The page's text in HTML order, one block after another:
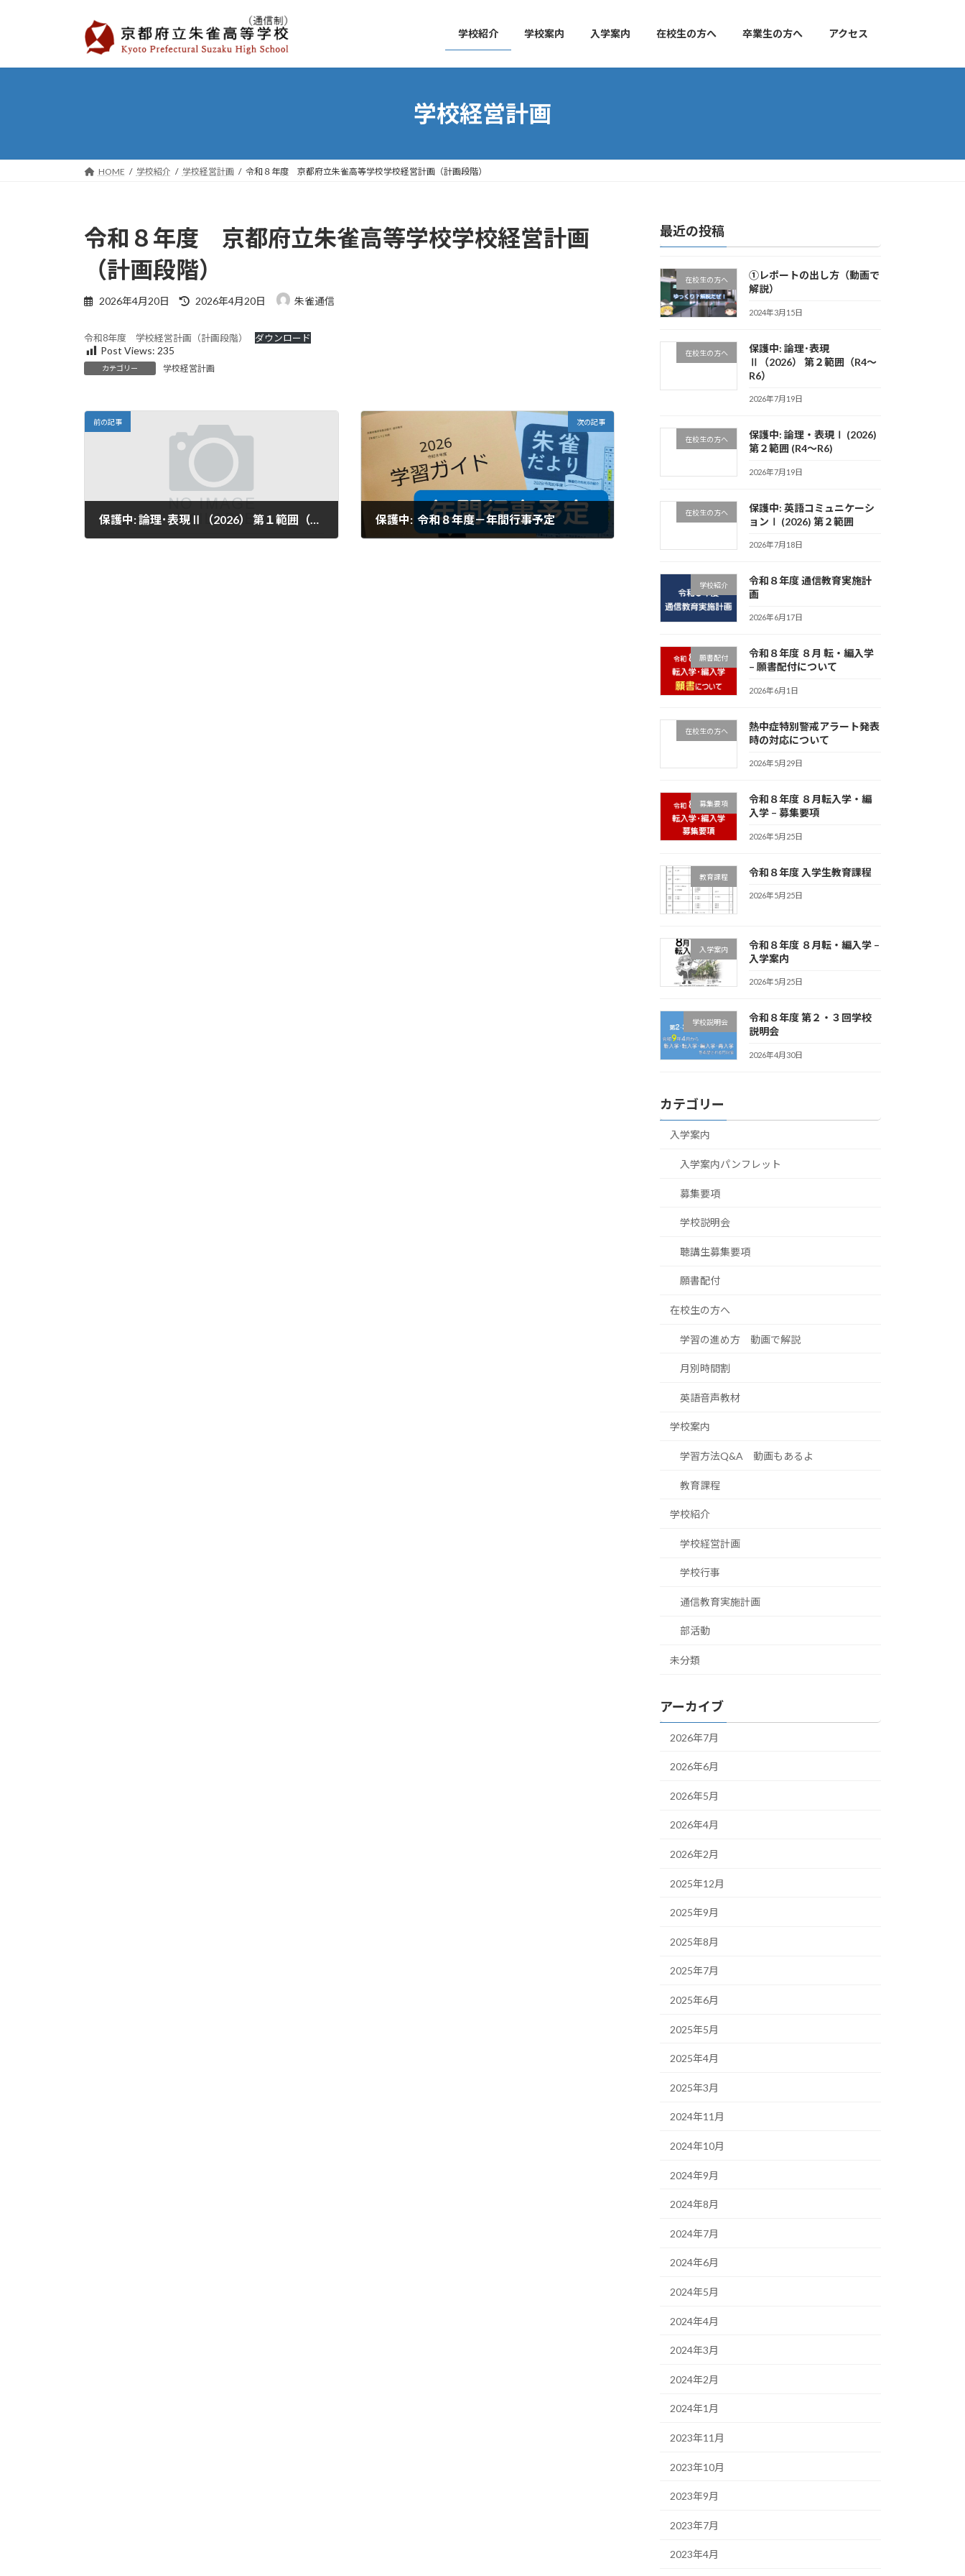
プ
動
学校紹介 学校案内 入学案内 在校生の方へ 卒業生の方へ アクセス
学校経営計画
HOME 学校紹介 学校経営計画 令和８年度 京都府立朱雀高等学校学校経営計画（計画段階）
令和８年度 京都府立朱雀高等学校学校経営計画
（計画段階）
2026年4月20日
最
新
時
2026年4月20日 朱雀通信
令和8年度 学校経営計画（計画段階） ダウンロード
Post Views: 235
カテゴリー 学校経営計画
前の記事 次の記事
保護中: 令和８年度－年間行事予定
最近の投稿
在校生の方へ
①レポートの出し方（動画で
解説）
2024年3月15日
在校生の方へ
保護中: 論理･表現
Ⅱ（2026） 第２範囲（R4～
R6）
2026年7月19日
在校生の方へ
保護中: 論理・表現Ⅰ (2026)
第２範囲 (R4～R6)
2026年7月19日
在校生の方へ
保護中: 英語コミュニケーシ
ョンⅠ (2026) 第２範囲
2026年7月18日
学校紹介
令和８年度 通信教育実施計
画
2026年6月17日
願書配付
令和８年度 ８月 転・編入学
– 願書配付について
2026年6月1日
在校生の方へ
熱中症特別警戒アラート発表
時の対応について
2026年5月29日
募集要項
令和８年度 ８月転入学・編
入学 – 募集要項
2026年5月25日
教育課程 令和８年度 入学生教育課程
2026年5月25日
入学案内
令和８年度 ８月転・編入学 –
入学案内
2026年5月25日
学校説明会
令和８年度 第２・３回学校
説明会
2026年4月30日
カテゴリー
入学案内
入学案内パンフレット
募集要項
学校説明会
聴講生募集要項
願書配付
在校生の方へ
学習の進め方 動画で解説
月別時間割
英語音声教材
学校案内
学習方法Q&A 動画もあるよ
教育課程
学校紹介
学校経営計画
学校行事
通信教育実施計画
部活動
未分類
アーカイブ
2026年7月
2026年6月
2026年5月
2026年4月
2026年2月
2025年12月
2025年9月
2025年8月
2025年7月
2025年6月
2025年5月
2025年4月
2025年3月
2024年11月
2024年10月
2024年9月
2024年8月
2024年7月
2024年6月
2024年5月
2024年4月
2024年3月
2024年2月
2024年1月
2023年11月
2023年10月
2023年9月
2023年7月
2023年4月